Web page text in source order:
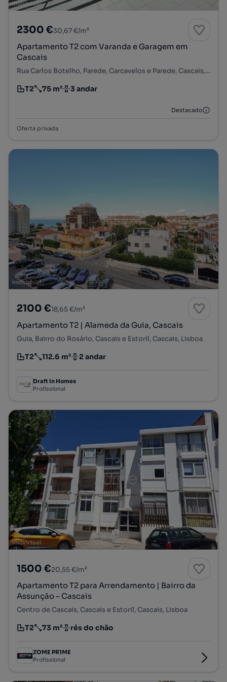
2300 €30,67 €/m²
Apartamento T2 com Varanda e Garagem em
Cascais
Rua Carlos Botelho, Parede, Carcavelos e Parede, Cascais, Lisboa
Tipologia
T2
Preço por metro quadrado
75 m²
Andar 3 andar
Destacado
Oferta privada
2100 €18,65 €/m²
Apartamento T2 | Alameda da Guia, Cascais
Guia, Bairro do Rosário, Cascais e Estoril, Cascais, Lisboa
Tipologia
T2
Preço por metro quadrado
112.6 m²
Andar 2 andar
Draft In Homes
Profissional
1500 €20,55 €/m²
Apartamento T2 para Arrendamento | Bairro da
Assunção – Cascais
Centro de Cascais, Cascais e Estoril, Cascais, Lisboa
Tipologia
T2
Preço por metro quadrado
73 m²
Andar rés do chão
ZOME PR1ME
Profissional